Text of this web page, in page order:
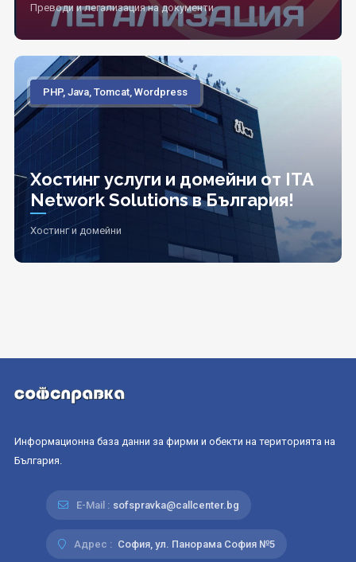
Преводи и легализация на документи
PHP, Java, Tomcat, Wordpress
Хостинг услуги и домейни от ITA
Network Solutions в България!
Хостинг и домейни
Информационна база данни за фирми и обекти на територията на
България.
E-Mail : sofspravka@callcenter.bg
Адрес : София, ул. Панорама София №5